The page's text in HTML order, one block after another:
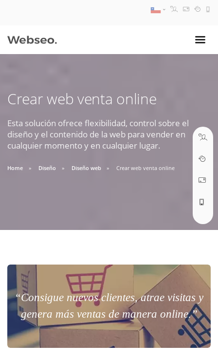
Crear web venta online
Esta solución ofrece flexibilidad, control sobre el
diseño y el contenido de la web para vender en
cualquier momento y en cualquier lugar.
Home Diseño Diseño web Crear web venta online
“Consigue nuevos clientes, atrae visitas y
genera más ventas de manera online.”
09:30 AM A 18:30 PM
soporte@webseo.cl
ABRIR TICKET